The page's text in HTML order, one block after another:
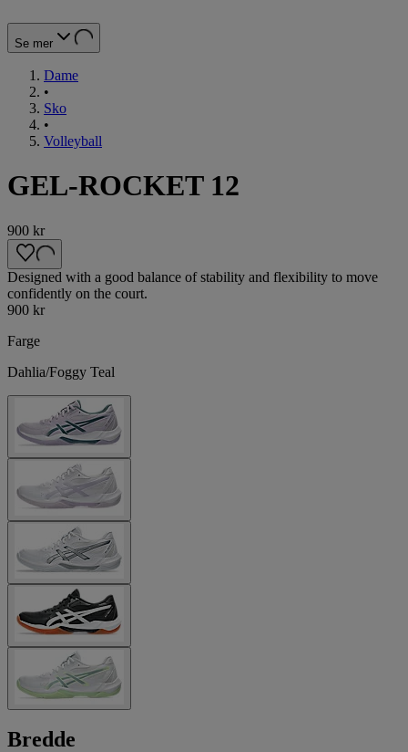
Se mer
Dame
•
Sko
•
Volleyball
GEL-ROCKET 12
900 kr
Designed with a good balance of stability and flexibility to move
confidently on the court.
900 kr
Farge
Dahlia/Foggy Teal
Bredde